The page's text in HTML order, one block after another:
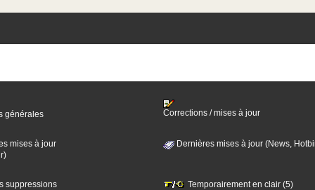
générales Corrections / mises à jour
mises à jour
Dernières mises à jour (News,
suppressions Temporairement en clair (5)